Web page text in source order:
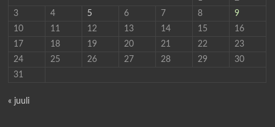
3
4 5 6 7 8
9
10
11 12 13 14 15
16
17
18 19 20 21 22
23
24
25 26 27 28 29
30
31
« juuli